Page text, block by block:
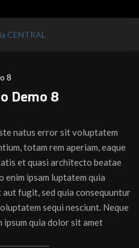
8
Demo 8
natus error sit voluptatem
totam rem aperiam, eaque
et quasi architecto beatae
enim ipsam luptatem quia
fugit, sed quia consequuntur
sequi nesciunt. Neque
ipsum quia dolor sit amet